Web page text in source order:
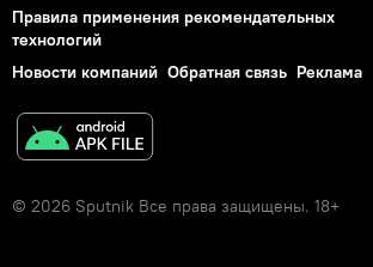
Правила применения рекомендательных
технологий
Новости компаний Обратная связь Реклама
© 2026 Sputnik Все права защищены. 18+